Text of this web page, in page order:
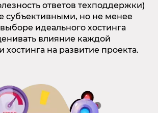
ответов техподдержки)
субъективными, но не менее
идеального хостинга
влияние каждой
хостинга на развитие проекта.